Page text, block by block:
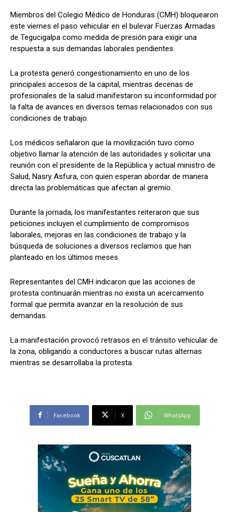
Comparta
Síganos
Comparta
Síganos
Miembros del Colegio Médico de Honduras (CMH) bloquearon
este viernes el paso vehicular en el bulevar Fuerzas Armadas
de Tegucigalpa como medida de presión para exigir una
respuesta a sus demandas laborales pendientes.
La protesta generó congestionamiento en uno de los
principales accesos de la capital, mientras decenas de
profesionales de la salud manifestaron su inconformidad por
la falta de avances en diversos temas relacionados con sus
condiciones de trabajo.
Los médicos señalaron que la movilización tuvo como
objetivo llamar la atención de las autoridades y solicitar una
reunión con el presidente de la República y actual ministro de
Salud, Nasry Asfura, con quien esperan abordar de manera
directa las problemáticas que afectan al gremio.
Durante la jornada, los manifestantes reiteraron que sus
peticiones incluyen el cumplimiento de compromisos
laborales, mejoras en las condiciones de trabajo y la
búsqueda de soluciones a diversos reclamos que han
planteado en los últimos meses.
Representantes del CMH indicaron que las acciones de
protesta continuarán mientras no exista un acercamiento
formal que permita avanzar en la resolución de sus
demandas.
La manifestación provocó retrasos en el tránsito vehicular de
la zona, obligando a conductores a buscar rutas alternas
mientras se desarrollaba la protesta.
Facebook X WhatsApp